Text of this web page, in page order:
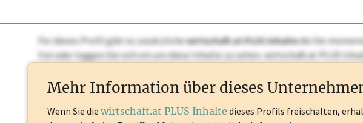
Für dieses Profil gibt es zusätzlichewirtschaft.at PLUS Inhaltedie Sie
frei oder loggen Sie sich ein um diese Inhalte zu sehen. wirtschaft.at PLUS
Mehr Information über dieses
Wenn Sie die wirtschaft.at PLUS Inhalte dieses Profils freischalten,